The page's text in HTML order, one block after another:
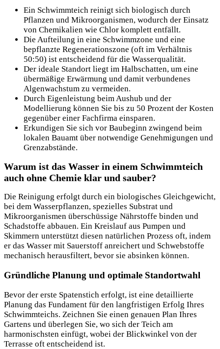
Ein Schwimmteich reinigt sich biologisch durch
Pflanzen und Mikroorganismen, wodurch der Einsatz
von Chemikalien wie Chlor komplett entfällt.
Die Aufteilung in eine Schwimmzone und eine
bepflanzte Regenerationszone (oft im Verhältnis
50:50) ist entscheidend für die Wasserqualität.
Der ideale Standort liegt im Halbschatten, um eine
übermäßige Erwärmung und damit verbundenes
Algenwachstum zu vermeiden.
Durch Eigenleistung beim Aushub und der
Modellierung können Sie bis zu 50 Prozent der Kosten
gegenüber einer Fachfirma einsparen.
Erkundigen Sie sich vor Baubeginn zwingend beim
lokalen Bauamt über notwendige Genehmigungen und
Grenzabstände.
Warum ist das Wasser in einem Schwimmteich
auch ohne Chemie klar und sauber?
Die Reinigung erfolgt durch ein biologisches Gleichgewicht,
bei dem Wasserpflanzen, spezielles Substrat und
Mikroorganismen überschüssige Nährstoffe binden und
Schadstoffe abbauen. Ein Kreislauf aus Pumpen und
Skimmern unterstützt diesen natürlichen Prozess oft, indem
er das Wasser mit Sauerstoff anreichert und Schwebstoffe
mechanisch herausfiltert, bevor sie absinken können.
Gründliche Planung und optimale Standortwahl
Bevor der erste Spatenstich erfolgt, ist eine detaillierte
Planung das Fundament für den langfristigen Erfolg Ihres
Schwimmteichs. Zeichnen Sie einen genauen Plan Ihres
Gartens und überlegen Sie, wo sich der Teich am
harmonischsten einfügt, wobei der Blickwinkel von der
Terrasse oft entscheidend ist.